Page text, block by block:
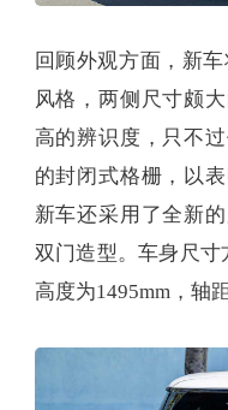
回顾外观方面，新
风格，两侧尺寸颇
高的辨识度，只不
的封闭式格栅，以
新车还采用了全新
双门造型。车身尺寸
高度为1495mm，轴